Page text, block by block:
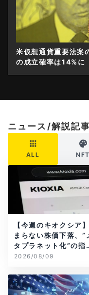
米仮想通貨重要法案
の成立確率は14%に
ニュース/解説記事
ALL NFT
【今週のキオクシア
まらない株価下落、”
タプラネット化”の指
は本当？
2026/08/09